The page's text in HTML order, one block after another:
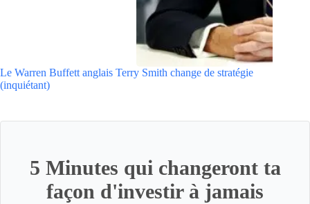
Le Warren Buffett anglais Terry Smith change de stratégie
(inquiétant)
5 Minutes qui changeront ta
façon d'investir à jamais